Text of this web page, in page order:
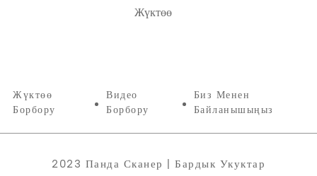
Жүктөө
Жүктөө
Борбору
Видео
Борбору
Биз Менен
Байланышыңыз
2023 Панда Сканер | Бардык Укуктар